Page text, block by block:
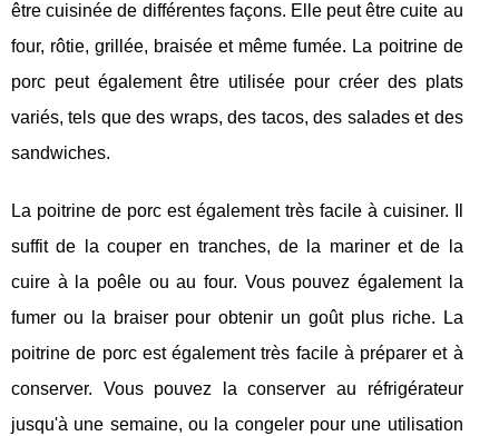
être cuisinée de différentes façons. Elle peut être cuite au
four, rôtie, grillée, braisée et même fumée. La poitrine de
porc peut également être utilisée pour créer des plats
variés, tels que des wraps, des tacos, des salades et des
sandwiches.
La poitrine de porc est également très facile à cuisiner. Il
suffit de la couper en tranches, de la mariner et de la
cuire à la poêle ou au four. Vous pouvez également la
fumer ou la braiser pour obtenir un goût plus riche. La
poitrine de porc est également très facile à préparer et à
conserver. Vous pouvez la conserver au réfrigérateur
jusqu'à une semaine, ou la congeler pour une utilisation